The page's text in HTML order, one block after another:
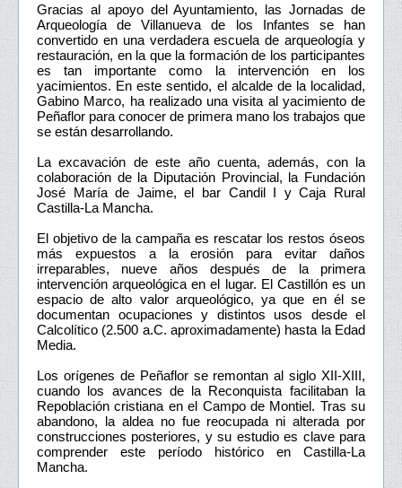
Gracias al apoyo del Ayuntamiento, las Jornadas de
Arqueología de Villanueva de los Infantes se han
convertido en una verdadera escuela de arqueología y
restauración, en la que la formación de los participantes
es tan importante como la intervención en los
yacimientos. En este sentido, el alcalde de la localidad,
Gabino Marco, ha realizado una visita al yacimiento de
Peñaflor para conocer de primera mano los trabajos que
se están desarrollando.
La excavación de este año cuenta, además, con la
colaboración de la Diputación Provincial, la Fundación
José María de Jaime, el bar Candil I y Caja Rural
Castilla-La Mancha.
El objetivo de la campaña es rescatar los restos óseos
más expuestos a la erosión para evitar daños
irreparables, nueve años después de la primera
intervención arqueológica en el lugar. El Castillón es un
espacio de alto valor arqueológico, ya que en él se
documentan ocupaciones y distintos usos desde el
Calcolítico (2.500 a.C. aproximadamente) hasta la Edad
Media.
Los orígenes de Peñaflor se remontan al siglo XII-XIII,
cuando los avances de la Reconquista facilitaban la
Repoblación cristiana en el Campo de Montiel. Tras su
abandono, la aldea no fue reocupada ni alterada por
construcciones posteriores, y su estudio es clave para
comprender este período histórico en Castilla-La
Mancha.